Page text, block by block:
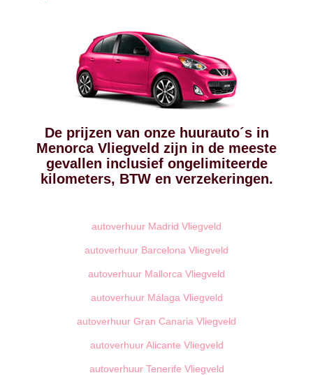
De prijzen van onze huurauto´s in
Menorca Vliegveld zijn in de meeste
gevallen inclusief ongelimiteerde
kilometers, BTW en verzekeringen.
autoverhuur Madrid Vliegveld
autoverhuur Barcelona Vliegveld
autoverhuur Mallorca Vliegveld
autoverhuur Málaga Vliegveld
autoverhuur Gran Canaria Vliegveld
autoverhuur Alicante Vliegveld
autoverhuur Tenerife Vliegveld